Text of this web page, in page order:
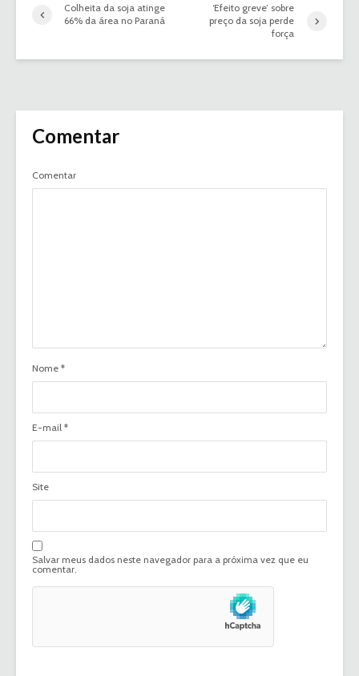
Colheita da soja atinge
66% da área no Paraná
‘Efeito greve’ sobre
preço da soja perde
força
Comentar
Comentar
Nome *
E-mail *
Site
Salvar meus dados neste navegador para a próxima vez que eu
comentar.